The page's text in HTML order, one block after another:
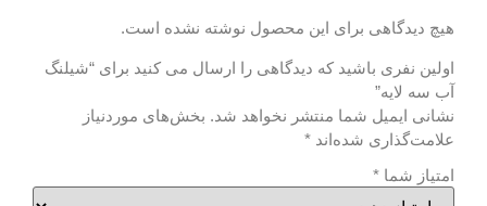
هیچ دیدگاهی برای این محصول نوشته نشده است.
اولین نفری باشید که دیدگاهی را ارسال می کنید برای “شیلنگ
آب سه لایه”
نشانی ایمیل شما منتشر نخواهد شد. بخش‌های موردنیاز
علامت‌گذاری شده‌اند *
امتیاز شما *